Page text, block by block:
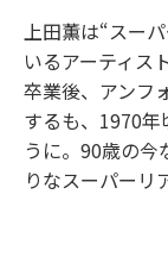
上田薫は“スー
いるアーティス
卒業後、アンフ
するも、1970
うに。90歳の今
りなスーパーリ